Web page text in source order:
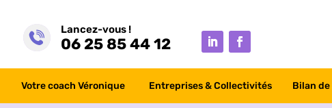
Lancez-vous !
06 25 85 44 12
Votre coach Véronique Entreprises & Collectivités Bilan